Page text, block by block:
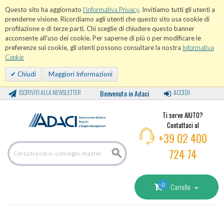
Questo sito ha aggiornato l'informativa Privacy. Invitiamo tutti gli utenti a
prenderne visione. Ricordiamo agli utenti che questo sito usa cookie di
profilazione e di terze parti. Chi sceglie di chiudere questo banner
acconsente all'uso dei cookie. Per saperne di più o per modificare le
preferenze sui cookie, gli utenti possono consultare la nostra Informativa
Cookie
Chiudi Maggiori Informazioni
ISCRIVITI ALLA NEWSLETTER Benvenuto in Adaci ACCEDI
Ti serve AIUTO?
Contattaci al
+39 02 400
724 74
0 Carrello